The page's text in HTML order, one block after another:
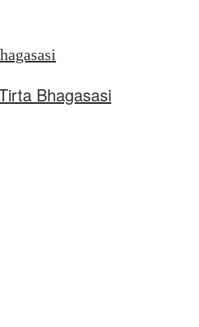
Bhagasasi